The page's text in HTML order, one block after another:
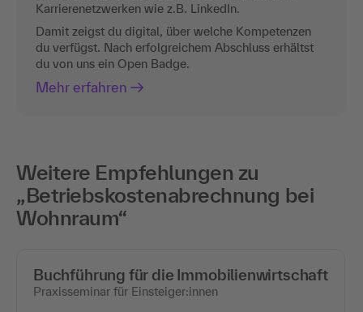
Karrierenetzwerken wie z.B. LinkedIn.
Damit zeigst du digital, über welche Kompetenzen
du verfügst. Nach erfolgreichem Abschluss erhältst
du von uns ein Open Badge.
Mehr erfahren
Weitere Empfehlungen zu
„Betriebskostenabrechnung bei
Wohnraum“
Buchführung für die Immobilienwirtschaft
Praxisseminar für Einsteiger:innen